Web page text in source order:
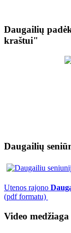
Daugailių
kraštui"
Daugailių
Utenos rajono
(pdf formatu)
Video